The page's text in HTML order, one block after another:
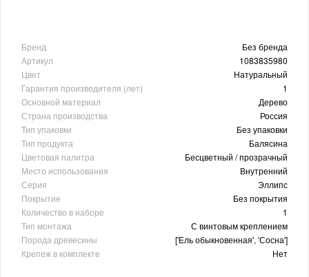
Бренд
Без бренда
Артикул
1083835980
Цвет
Натуральный
Гарантия производителя (лет)
1
Основной материал
Дерево
Страна производства
Россия
Тип упаковки
Без упаковки
Тип продукта
Балясина
Цветовая палитра
Бесцветный / прозрачный
Место использования
Внутренний
Серия
Эллипс
Покрытие
Без покрытия
Количество в наборе
1
Тип монтажа
С винтовым креплением
Порода древесины
['Ель обыкновенная', 'Сосна']
Крепеж в комплекте
Нет